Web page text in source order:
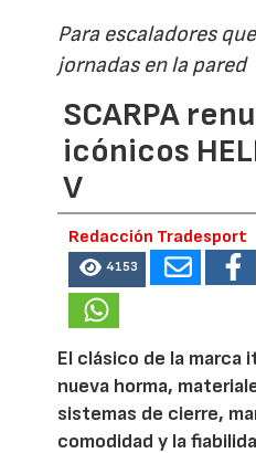
Para escaladores
jornadas en la pared
SCARPA
icónicos
V
Redacción Tradesport
4153
El clásico de la marca
nueva horma,
sistemas de cierre,
comodidad y la